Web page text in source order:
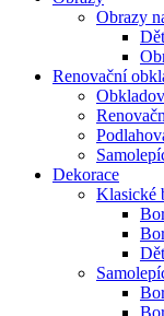
Obrazy
Renovační
Dekorace
Klasické